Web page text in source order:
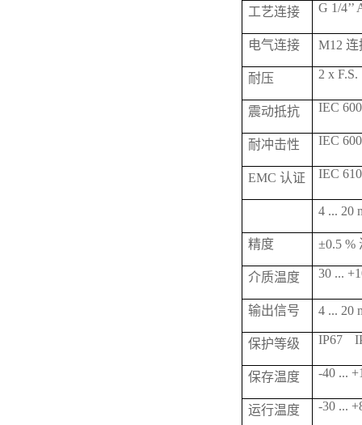
工艺连接 G 1/4’’
电气连接 M12
耐压 2 x F.S.
震动抵抗 IEC
耐冲击性 IEC
EMC 认证 IEC
4 ... 20
精度 ±0.5 %
介质温度 30 ...
输出信号 4 ... 20
保护等级 IP67
保存温度 -40 ...
运行温度 -30 ...